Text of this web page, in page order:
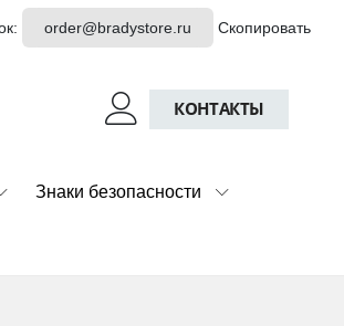
order@bradystore.ru Скопировать
КОНТАКТЫ
Знаки безопасности